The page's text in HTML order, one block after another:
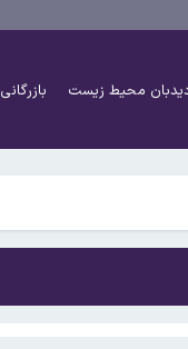
محیط زیست بازرگانی